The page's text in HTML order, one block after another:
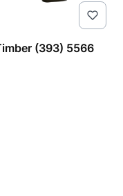
(393) 5566